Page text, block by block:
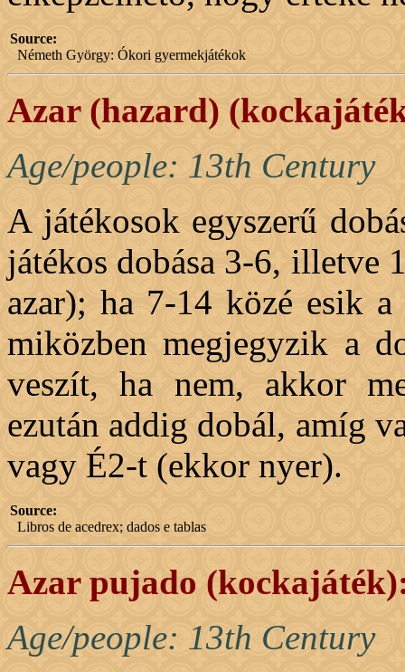
Source:
Németh György: Ókori gyermekjátékok
Azar (hazard)
Age/people: 13th Century
A játékosok egyszerű
játékos dobása 3-6, illetve
azar); ha 7-14 közé esik
miközben megjegyzik a
veszít, ha nem, akkor
ezután addig dobál, amíg
vagy É2-t (ekkor nyer).
Source:
Libros de acedrex; dados e tablas
Azar pujado
Age/people: 13th Century